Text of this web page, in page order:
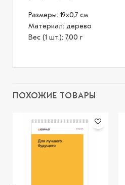
Размеры: 19х0,7 см
Материал: дерево
Вес (1 шт.): 7,00 г
ПОХОЖИЕ ТОВАРЫ